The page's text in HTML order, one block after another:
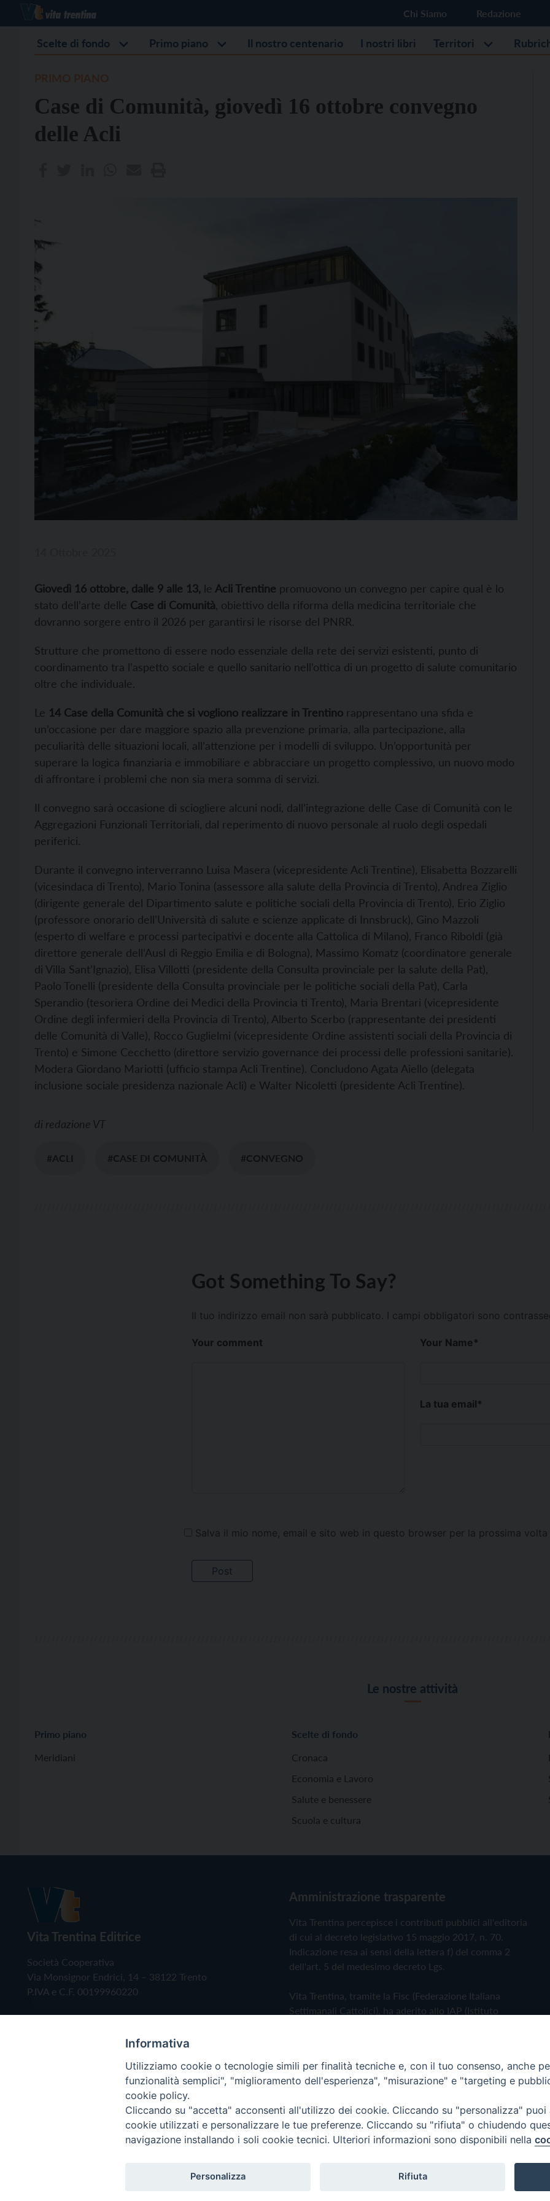
Chi Siamo Redazione
Scelte di fondo Primo piano Il nostro centenario I nostri libri Territori
Case di Comunità, giovedì 16 ottobre convegno
delle Acli
Giovedì 16 ottobre, dalle 9 alle 13, le Acli Trentine promuovono un convegno per capire qual è lo
stato dell’arte delle Case di Comunità , obiettivo della riforma della medicina territoriale che
dovranno sorgere entro il 2026 per garantirsi le risorse del PNRR.
Strutture che promettono di essere nodo essenziale della rete dei servizi esistenti, punto di
coordinamento tra l’aspetto sociale e quello sanitario nell’ottica di un progetto di salute comunitario
oltre che individuale.
Le 14 Case della Comunità che si vogliono realizzare in Trentino rappresentano una sfida e
un’occasione per dare maggiore spazio alla prevenzione primaria, alla partecipazione, alla
peculiarità delle situazioni locali, all’attenzione per i modelli di sviluppo. Un’opportunità per
superare la logica finanziaria e immobiliare e abbracciare un progetto complessivo, un nuovo modo
di affrontare i problemi che non sia mera somma di servizi.
Il convegno sarà occasione di sciogliere alcuni nodi, dall’integrazione delle Case di Comunità con le
Aggregazioni Funzionali Territoriali, dal reperimento di nuovo personale al ruolo degli ospedali
periferici.
Durante il convegno interverranno Luisa Masera (vicepresidente Acli Trentine), Elisabetta Bozzarelli
(vicesindaca di Trento), Mario Tonina (assessore alla salute della Provincia di Trento), Andrea Ziglio
(dirigente generale del Dipartimento salute e politiche sociali della Provincia di Trento), Erio Ziglio
(professore onorario dell’Università di salute e scienze applicate di Innsbruck), Gino Mazzoli
(esperto di welfare e processi partecipativi e docente alla Cattolica di Milano), Franco Riboldi (già
direttore generale dell’Ausl di Reggio Emilia e di Bologna), Massimo Komatz (coordinatore generale
di Villa Sant’Ignazio), Elisa Villotti (presidente della Consulta provinciale per la salute della Pat),
Paolo Tonelli (presidente della Consulta provinciale per le politiche sociali della Pat), Carla
Sperandio (tesoriera Ordine dei Medici della Provincia ti Trento), Maria Brentari (vicepresidente
Ordine degli infermieri della Provincia di Trento), Alberto Scerbo (rappresentante dei presidenti
delle Comunità di Valle), Rocco Guglielmi (vicepresidente Ordine assistenti sociali della Provincia di
Trento) e Simone Cecchetto (direttore servizio governance dei processi delle professioni sanitarie).
Modera Giordano Mariotti (ufficio stampa Acli Trentine). Concludono Agata Aiello (delegata
inclusione sociale presidenza nazionale Acli) e Walter Nicoletti (presidente Acli Trentine).
di redazione VT
#ACLI #CASE DI COMUNITÀ #CONVEGNO
Got Something To Say?
Il tuo indirizzo email non sarà pubblicato. I campi obbligatori sono
Your comment Your Name*
La tua email*
Salva il mio nome, email e sito web in questo browser per la prossima
Le nostre attività
Primo piano
Meridiani
Scelte di fondo
Cronaca
Economia e Lavoro
Salute e benessere
Scuola e cultura
Vita Trentina Editrice
Società Cooperativa
Via Monsignor Endrici, 14 – 38122 Trento
P.IVA e C.F. 00199960220
Amministrazione trasparente
Vita Trentina percepisce i contributi pubblici all'editoria
di cui al decreto legislativo 15 maggio 2017, n. 70.
Indicazione resa ai sensi della lettera f) del comma 2
dell'art. 5 del medesimo decreto Lgs.
Vita Trentina, tramite la Fisc (Federazione Italiana
Settimanali Cattolici), ha aderito allo IAP (Istituto
Privacy Policy Cookie Policy
Copyright © 2019 - Tutti i diritti riservati - Vita Trentina Editrice
Informativa
Utilizziamo cookie o tecnologie simili per finalità tecniche e, con il tuo consenso, anche
funzionalità semplici", "miglioramento dell'esperienza", "misurazione" e "targeting e
cookie policy.
Cliccando su "accetta" acconsenti all'utilizzo dei cookie. Cliccando su "personalizza"
cookie utilizzati e personalizzare le tue preferenze. Cliccando su "rifiuta" o chiudendo
navigazione installando i soli cookie tecnici. Ulteriori informazioni sono disponibili nella
Personalizza Rifiuta